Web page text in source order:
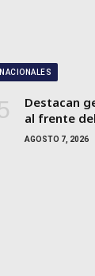
NACIONALES
Destacan
al frente
AGOSTO 7, 2026